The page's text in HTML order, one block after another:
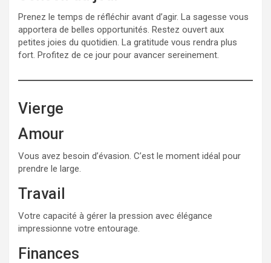
Prenez le temps de réfléchir avant d’agir. La sagesse vous
apportera de belles opportunités. Restez ouvert aux
petites joies du quotidien. La gratitude vous rendra plus
fort. Profitez de ce jour pour avancer sereinement.
Vierge
Amour
Vous avez besoin d’évasion. C’est le moment idéal pour
prendre le large.
Travail
Votre capacité à gérer la pression avec élégance
impressionne votre entourage.
Finances